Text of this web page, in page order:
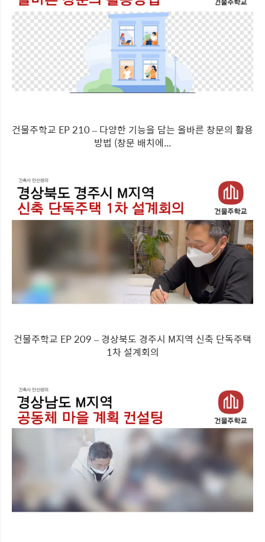
건물주학교 EP 210 – 다양한 기능을 담는 올바른 창문의 활용
방법 (창문 배치에...
건물주학교 EP 209 – 경상북도 경주시 M지역 신축 단독주택
1차 설계회의